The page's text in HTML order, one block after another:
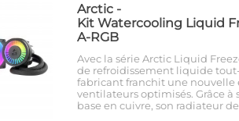
Arctic -
Kit Watercooling Liquid
A-RGB
Avec la série Arctic Liquid
de refroidissement liquide
fabricant franchit une nouvelle
ventilateurs optimisés. Grâce à
base en cuivre, son radiateur de